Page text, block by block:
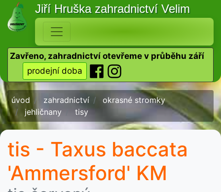
Jiří Hruška zahradnictví Velim
Zavřeno, zahradnictví otevřeme v průběhu září
prodejní doba
úvod zahradnictví
okrasné stromky
jehličnany
tisy
tis - Taxus baccata
'Ammersford' KM